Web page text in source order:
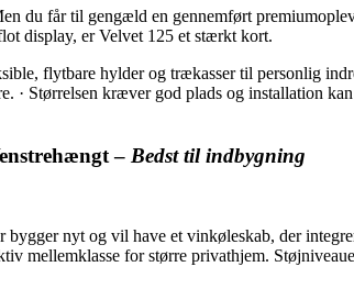
du får til gengæld en gennemført
display, er Velvet 125 et stærkt kort.
flytbare hylder og trækasser til personlig
· Størrelsen kræver god plads og installation
– Bedst til indbygning
nyt og vil have et vinkøleskab, der
mellemklasse for større privathjem.